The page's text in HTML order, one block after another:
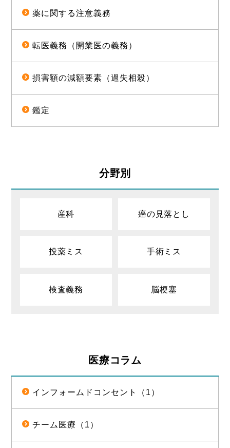
薬に関する注意義務
転医義務（開業医の義務）
損害額の減額要素（過失相殺）
鑑定
分野別
産科 癌の見落とし
投薬ミス 手術ミス
検査義務 脳梗塞
医療コラム
インフォームドコンセント（1）
チーム医療（1）